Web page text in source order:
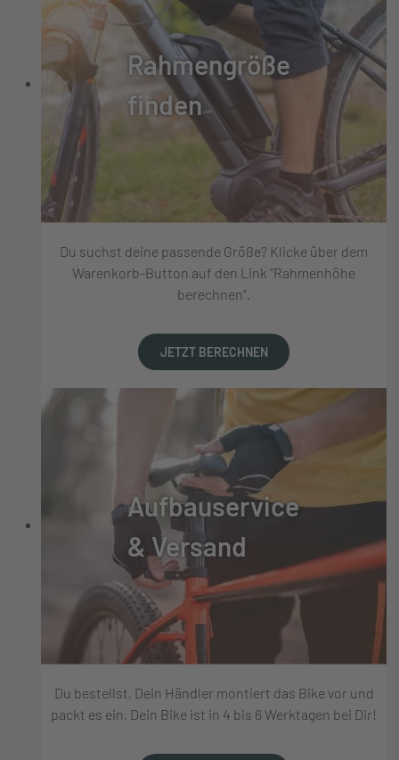
Rahmengröße
finden
Du suchst deine passende Größe? Klicke über dem
Warenkorb-Button auf den Link "Rahmenhöhe
berechnen".
JETZT BERECHNEN
Aufbauservice
& Versand
Du bestellst, Dein Händler montiert das Bike vor und
packt es ein, Dein Bike ist in 4 bis 6 Werktagen bei Dir!